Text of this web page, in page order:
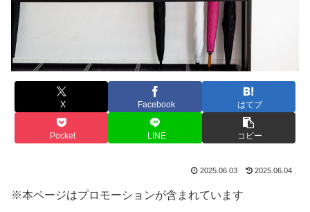
X Facebook はてブ
Pocket LINE コピー
2025.06.03 2025.06.04
※本ページはプロモーションが含まれています